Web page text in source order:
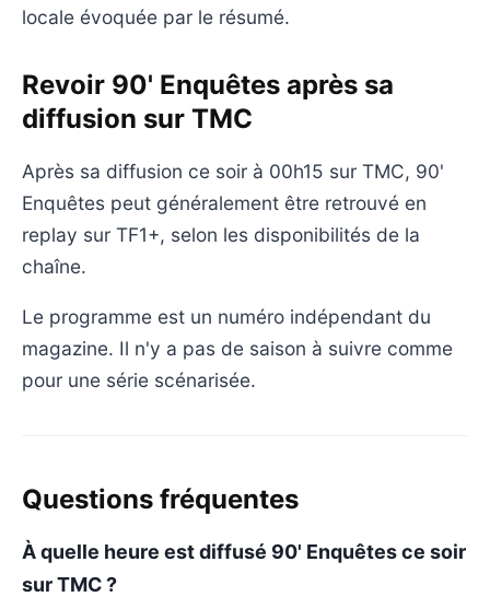
locale évoquée par le résumé.
Revoir 90' Enquêtes après sa
diffusion sur TMC
Après sa diffusion ce soir à 00h15 sur TMC, 90'
Enquêtes peut généralement être retrouvé en
replay sur TF1+, selon les disponibilités de la
chaîne.
Le programme est un numéro indépendant du
magazine. Il n'y a pas de saison à suivre comme
pour une série scénarisée.
Questions fréquentes
À quelle heure est diffusé 90' Enquêtes ce soir
sur TMC ?